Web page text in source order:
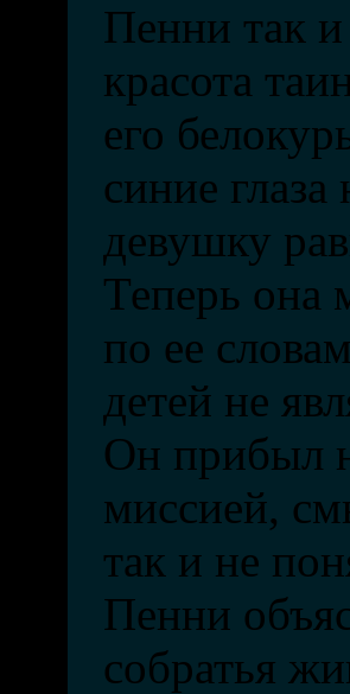
Пенни так и
красота
его
синие глаза
девушку
Теперь она
по ее
детей не
Он прибыл
миссией,
так и не
Пенни
собратья